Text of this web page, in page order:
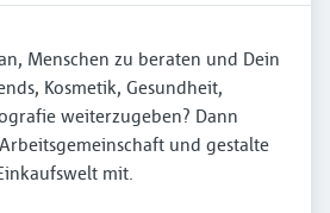
Menschen zu beraten und Dein
Kosmetik, Gesundheit,
weiterzugeben? Dann
und gestalte
mit.